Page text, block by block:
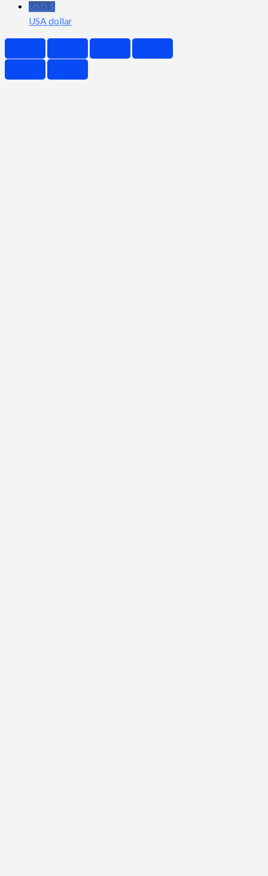
USD $
USA dollar